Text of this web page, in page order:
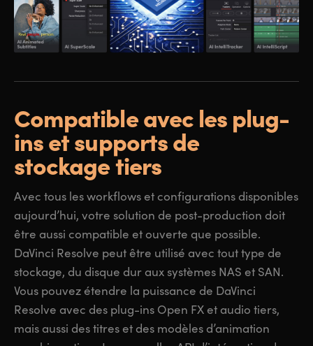
Compatible avec les plug-
inset supports de
stockage tiers
Avec tous les workflows et configurations disponibles
aujourd’hui, votre solution de post-production doit
être aussi compatible et ouverte que possible.
DaVinci Resolve peut être utilisé avec tout type de
stockage, du disque dur aux systèmes NAS et SAN.
Vous pouvez étendre la puissance de DaVinci
Resolve avec des plug-ins Open FX et audio tiers,
mais aussi des titres et des modèles d’animation